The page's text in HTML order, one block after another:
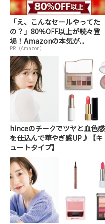
「え、こんなセールやってた
の？」80％OFF以上が続々登
場！Amazonの本気が...
PR（Amazon）
hinceのチークでツヤと血色感
を仕込んで華やぎ感UP♪【キ
ュートタイプ】